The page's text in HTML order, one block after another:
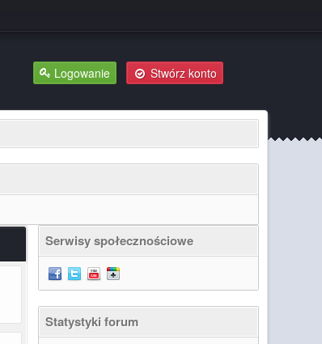
Logowanie Stwórz konto
Serwisy społecznościowe
Statystyki forum